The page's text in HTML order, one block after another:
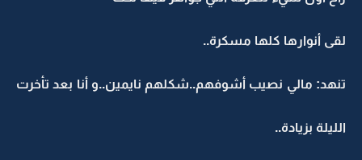
لقى أنوارها كلها مسكرة..
تنهد: مالي نصيب أشوفهم..شكلهم نايمين..و أنا بعد تأخرت
الليلة بزيادة..